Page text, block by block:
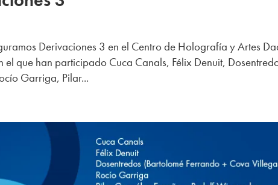
Derivaciones 3 en el Centro de Holografía y Artes
que han participado Cuca Canals, Félix Denuit,
Garriga, Pilar...